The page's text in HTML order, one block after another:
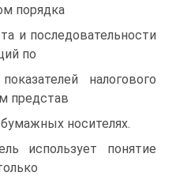
порядка
и последовательности
по
налогового
представ
носителях.
использует понятие